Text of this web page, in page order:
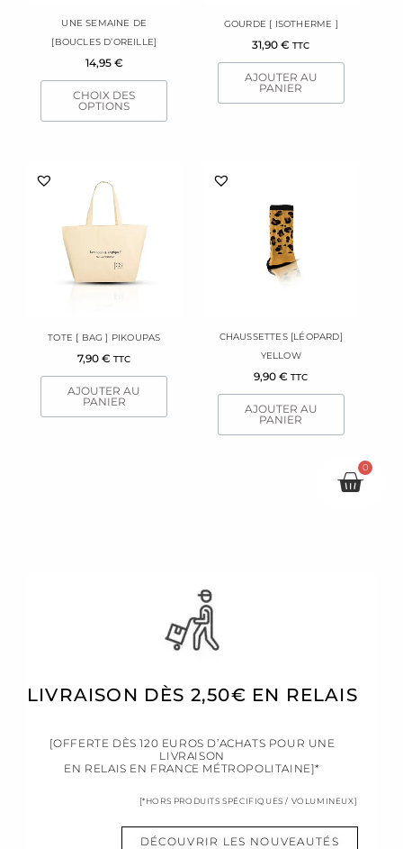
UNE SEMAINE DE
[BOUCLES D’OREILLE]
14,95 €
CHOIX DES
OPTIONS
page
produit
GOURDE [ ISOTHERME ]
31,90€ TTC
AJOUTER AU
PANIER
TOTE [ BAG ] PIKOUPAS
7,90€ TTC
AJOUTER AU
PANIER
CHAUSSETTES [LÉOPARD]
YELLOW
9,90€ TTC
AJOUTER AU
PANIER
0
LIVRAISON DÈS 2,50€ EN RELAIS
[OFFERTE DÈS 120 EUROS D’ACHATS POUR UNE
LIVRAISON
EN RELAIS EN FRANCE MÉTROPOLITAINE]*
[*HORS PRODUITS SPÉCIFIQUES / VOLUMINEUX]
DÉCOUVRIR LES NOUVEAUTÉS